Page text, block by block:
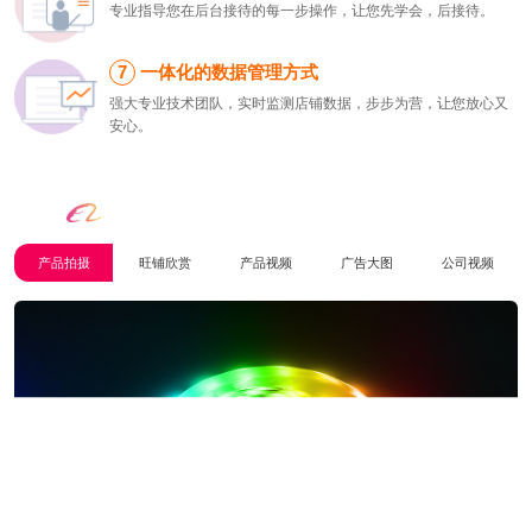
专业指导您在后台接待的每一步操作，让您先学会，后接待。
一体化的数据管理方式
强大专业技术团队，实时监测店铺数据，步步为营，让您放心又
安心。
产品拍摄 旺铺欣赏 产品视频 广告大图 公司视频